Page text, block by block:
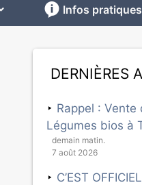
Infos pratiques
Dernières
Rappel : Vente
Légumes bios à
demain matin.
7 août 2026
C’EST